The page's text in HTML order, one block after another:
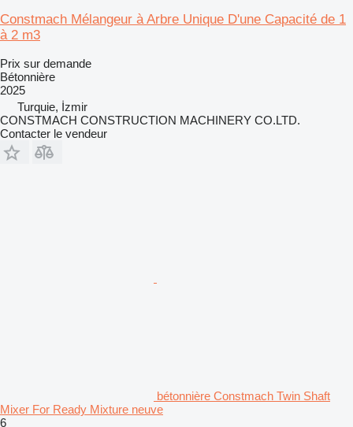
Constmach Mélangeur à Arbre Unique D'une Capacité de 1
à 2 m3
Prix sur demande
Bétonnière
2025
Turquie, İzmir
CONSTMACH CONSTRUCTION MACHINERY CO.LTD.
Contacter le vendeur
bétonnière Constmach Twin Shaft
Mixer For Ready Mixture neuve
6